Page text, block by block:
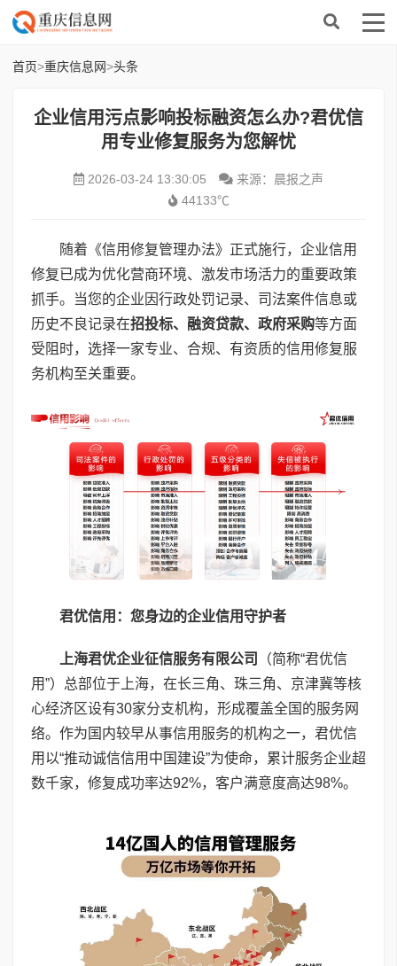
首页>重庆信息网>头条
企业信用污点影响投标融资怎么办?君优信
用专业修复服务为您解忧
2026-03-24 13:30:05
来源：晨报之声
44133℃
随着《信用修复管理办法》正式施行，企业信用
修复已成为优化营商环境、激发市场活力的重要政策
抓手。当您的企业因行政处罚记录、司法案件信息或
历史不良记录在招投标、融资贷款、政府采购等方面
受阻时，选择一家专业、合规、有资质的信用修复服
务机构至关重要。
君优信用：您身边的企业信用守护者
上海君优企业征信服务有限公司
（简称“君优信
用”）总部位于上海，在长三角、珠三角、京津冀等核
心经济区设有30家分支机构，形成覆盖全国的服务网
络。作为国内较早从事信用服务的机构之一，君优信
用以“推动诚信信用中国建设”为使命，累计服务企业超
数千家，修复成功率达92%，客户满意度高达98%。